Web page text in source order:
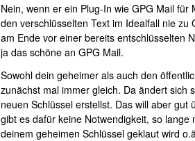
Nein, wenn er ein Plug-In wie GPG Mail für
den verschlüsselten Text im Idealfall nie zu
am Ende vor einer bereits entschlüsselten
ja das schöne an GPG Mail.
Sowohl dein geheimer als auch den
zunächst mal immer gleich. Da ändert sich
neuen Schlüssel erstellst. Das will aber gut
gibt es dafür keine Notwendigkeit, so lange
deinem geheimen Schlüssel geklaut wird